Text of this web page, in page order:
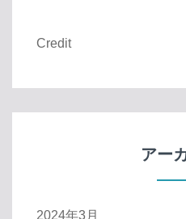
Credit
アー
2024年3月